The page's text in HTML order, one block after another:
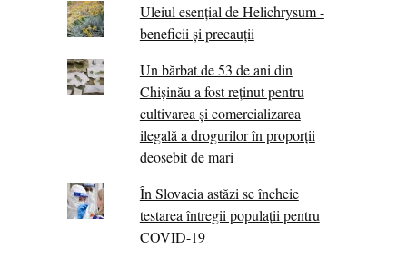
Uleiul esențial de Helichrysum -
beneficii și precauții
Un bărbat de 53 de ani din
Chișinău a fost reținut pentru
cultivarea și comercializarea
ilegală a drogurilor în proporții
deosebit de mari
În Slovacia astăzi se încheie
testarea întregii populații pentru
COVID-19